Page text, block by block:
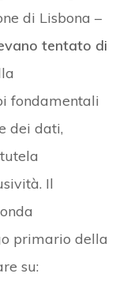
di Lisbona –
tentato di
fondamentali
dei dati,
Il
primario della
su: